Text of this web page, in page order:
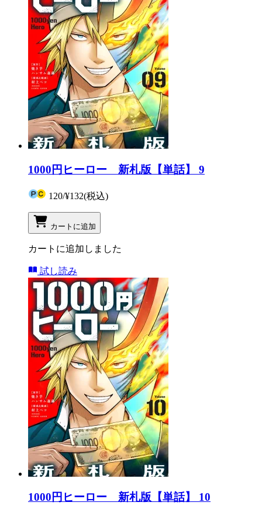
1000円ヒーロー 新札版【単話】 9
120/¥132(税込)
カートに追加
カートに追加しました
試し読み
1000円ヒーロー 新札版【単話】 10